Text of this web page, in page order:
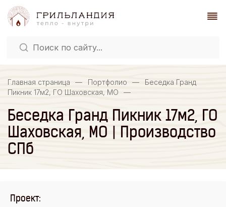
Главная страница — Портфолио —
Беседка Гранд
Пикник 17м2, ГО Шаховская, МО
—
Беседка Гранд Пикник 17м2, ГО
Шаховская, МО | Производство
СПб
Проект: